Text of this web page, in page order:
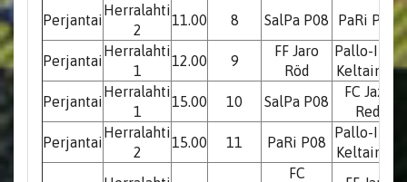
Perjantai
Herralahti
2
11.00 8 SalPa P08 PaRi P08
Perjantai
Herralahti
1
12.00 9
FF Jaro
Röd
Pallo-Iirot
Keltainen
Perjantai
Herralahti
1
15.00 10 SalPa P08
FC Jazz
Red
Perjantai
Herralahti
2
15.00 11 PaRi P08
Pallo-Iirot
Keltainen
FC